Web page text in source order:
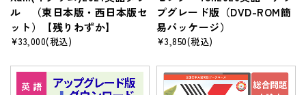
ル （東日本版・西日本版セ
ット）【残りわずか】
¥33,000(税込)
プグレード版（DVD-ROM簡
易パッケージ）
¥3,850(税込)